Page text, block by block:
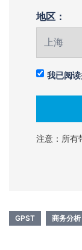
地区：
我已阅
注意：所有
GPST 商务分析